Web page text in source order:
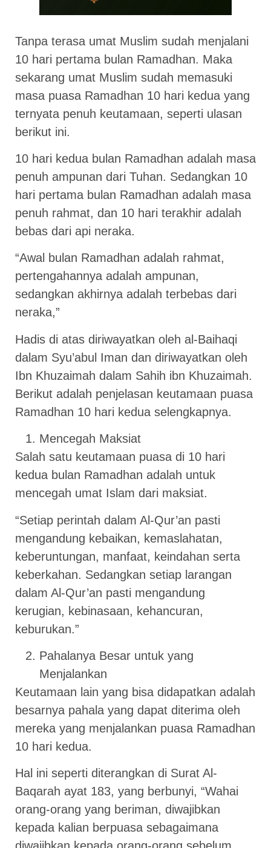
Tanpa terasa umat Muslim sudah menjalani
10 hari pertama bulan Ramadhan. Maka
sekarang umat Muslim sudah memasuki
masa puasa Ramadhan 10 hari kedua yang
ternyata penuh keutamaan, seperti ulasan
berikut ini.
10 hari kedua bulan Ramadhan adalah masa
penuh ampunan dari Tuhan. Sedangkan 10
hari pertama bulan Ramadhan adalah masa
penuh rahmat, dan 10 hari terakhir adalah
bebas dari api neraka.
“Awal bulan Ramadhan adalah rahmat,
pertengahannya adalah ampunan,
sedangkan akhirnya adalah terbebas dari
neraka,”
Hadis di atas diriwayatkan oleh al-Baihaqi
dalam Syu’abul Iman dan diriwayatkan oleh
Ibn Khuzaimah dalam Sahih ibn Khuzaimah.
Berikut adalah penjelasan keutamaan puasa
Ramadhan 10 hari kedua selengkapnya.
Mencegah Maksiat
Salah satu keutamaan puasa di 10 hari
kedua bulan Ramadhan adalah untuk
mencegah umat Islam dari maksiat.
“Setiap perintah dalam Al-Qur’an pasti
mengandung kebaikan, kemaslahatan,
keberuntungan, manfaat, keindahan serta
keberkahan. Sedangkan setiap larangan
dalam Al-Qur’an pasti mengandung
kerugian, kebinasaan, kehancuran,
keburukan.”
Pahalanya Besar untuk yang
Menjalankan
Keutamaan lain yang bisa didapatkan adalah
besarnya pahala yang dapat diterima oleh
mereka yang menjalankan puasa Ramadhan
10 hari kedua.
Hal ini seperti diterangkan di Surat Al-
Baqarah ayat 183, yang berbunyi, “Wahai
orang-orang yang beriman, diwajibkan
kepada kalian berpuasa sebagaimana